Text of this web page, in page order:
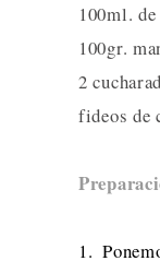
100ml.
100gr.
2
fideos de
1.